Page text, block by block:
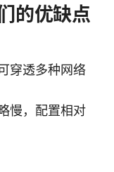
的优缺点
穿透多种网络
慢，配置相对